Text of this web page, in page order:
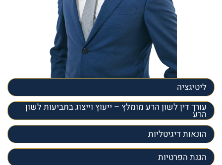
ליטיגציה
עורך דין לשון הרע מומלץ – ייעוץ וייצוג בתביעות לשון
הרע
הונאות דיגיטליות
הגנת הפרטיות